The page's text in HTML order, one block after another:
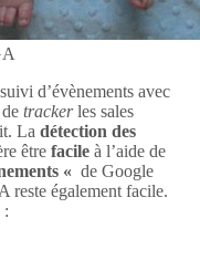
d’évènements avec
trackerles sales
La détection des
être facile à l’aide de
« de Google
reste également facile.
: